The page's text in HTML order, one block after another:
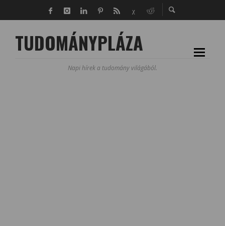
TUDOMÁNYPLÁZA
Napi hírek a tudomány világából.